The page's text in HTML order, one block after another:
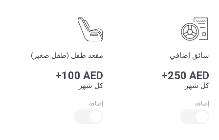
سائق إضافي
+250 AED
كل شهر
إضافة
مقعد طفل (طفل صغير)
+100 AED
كل شهر
إضافة